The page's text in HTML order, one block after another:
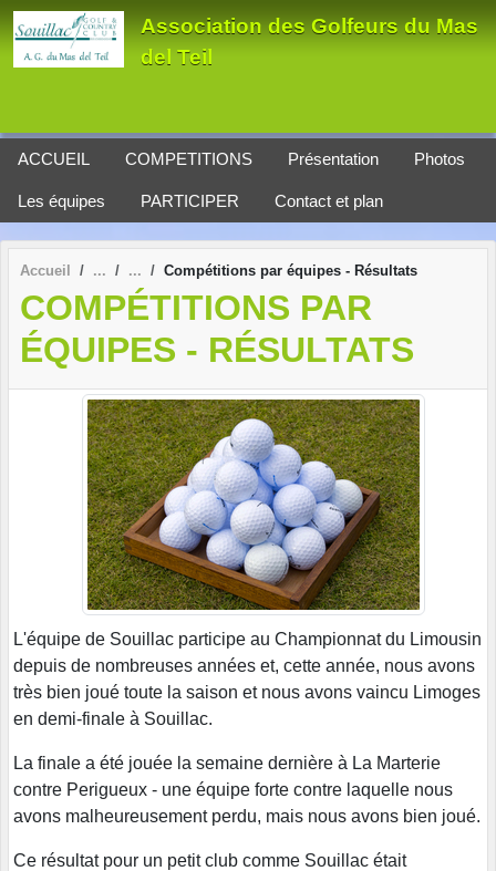
Association des Golfeurs du Mas
del Teil
ACCUEIL COMPETITIONS Présentation Photos
Les équipes PARTICIPER Contact et plan
Accueil Compétitions par équipes - Résultats
COMPÉTITIONS PAR
ÉQUIPES - RÉSULTATS
L'équipe de Souillac participe au Championnat du Limousin
depuis de nombreuses années et, cette année, nous avons
très bien joué toute la saison et nous avons vaincu Limoges
en demi-finale à Souillac.
La finale a été jouée la semaine dernière à La Marterie
contre Perigueux - une équipe forte contre laquelle nous
avons malheureusement perdu, mais nous avons bien joué.
Ce résultat pour un petit club comme Souillac était
Panneau de gestion des cookies